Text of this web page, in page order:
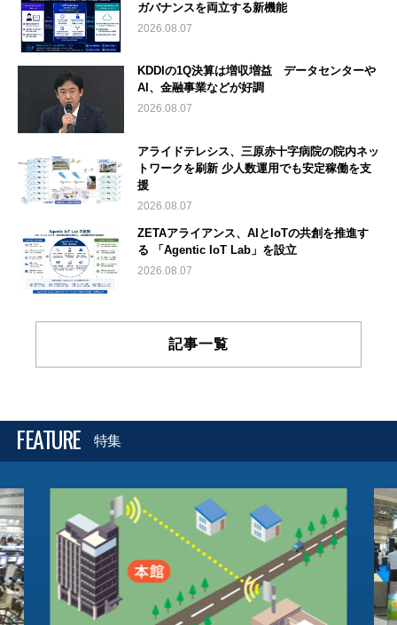
ガバナンスを両立する新機能
2026.08.07
KDDIの1Q決算は増収増益 データセンターや
AI、金融事業などが好調
2026.08.07
アライドテレシス、三原赤十字病院の院内ネッ
トワークを刷新 少人数運用でも安定稼働を支
援
2026.08.07
ZETAアライアンス、AIとIoTの共創を推進す
る 「Agentic IoT Lab」を設立
2026.08.07
記事一覧
FEATURE 特集